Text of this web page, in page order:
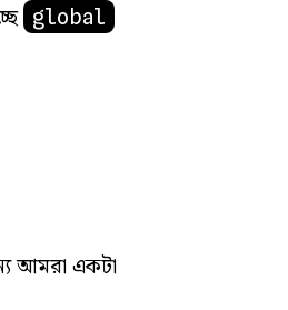
global
আমরা একটা